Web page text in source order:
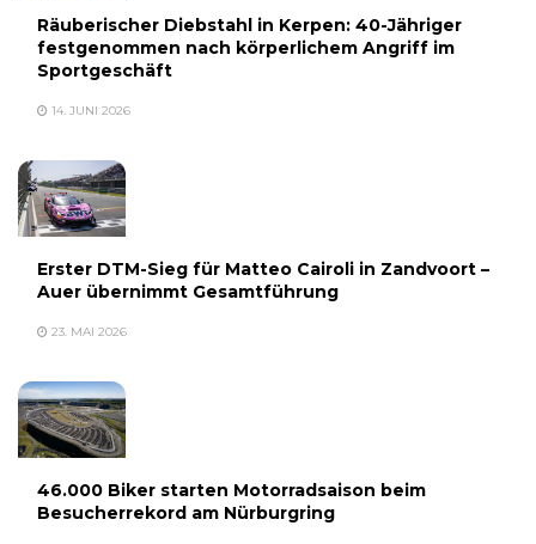
Räuberischer Diebstahl in Kerpen: 40-Jähriger
festgenommen nach körperlichem Angriff im
Sportgeschäft
14. JUNI 2026
Erster DTM-Sieg für Matteo Cairoli in Zandvoort –
Auer übernimmt Gesamtführung
23. MAI 2026
46.000 Biker starten Motorradsaison beim
Besucherrekord am Nürburgring